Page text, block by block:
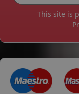
This site is